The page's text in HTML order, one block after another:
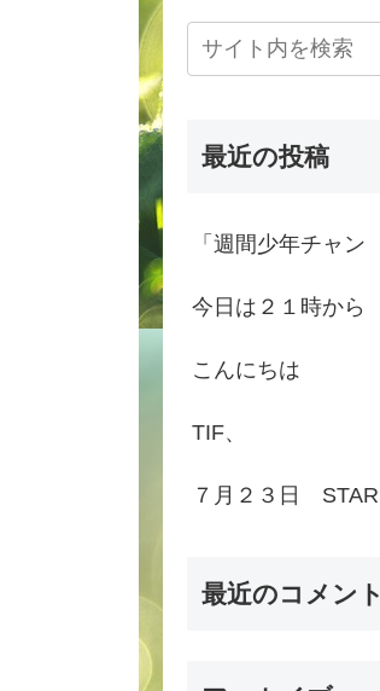
最近の投稿
「週間少年チャン
今日は２１時から
こんにちは
TIF、
７月２３日 STAR
最近のコメント